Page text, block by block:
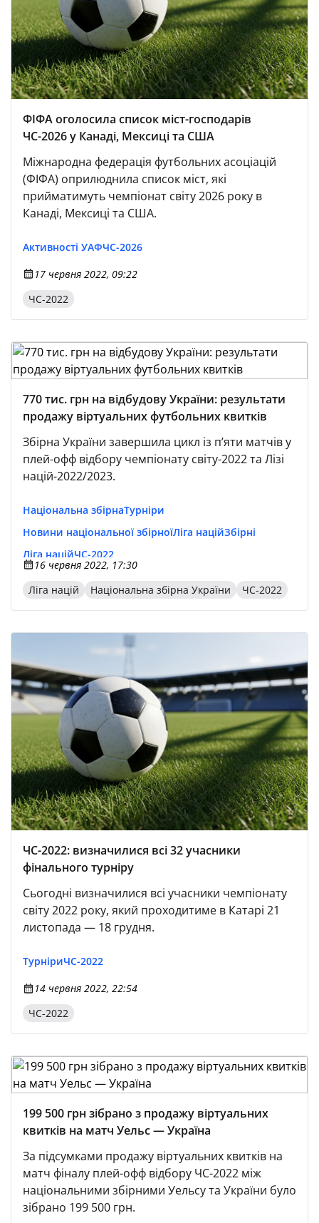
ФІФА оголосила список міст-господарів
ЧС-2026 у Канаді, Мексиці та США
Міжнародна федерація футбольних асоціацій
(ФІФА) оприлюднила список міст, які
прийматимуть чемпіонат світу 2026 року в
Канаді, Мексиці та США.
Активності УАФЧС-2026
17 червня 2022, 09:22
ЧС-2022
770 тис. грн на відбудову України: результати
продажу віртуальних футбольних квитків
Збірна України завершила цикл із п’яти матчів у
плей-офф відбору чемпіонату світу-2022 та Лізі
націй-2022/2023.
Національна збірнаТурніри
Новини національної збірноїЛіга наційЗбірні
Ліга наційЧС-2022
16 червня 2022, 17:30
Ліга націй
Національна збірна України ЧС-2022
ЧС-2022: визначилися всі 32 учасники
фінального турніру
Сьогодні визначилися всі учасники чемпіонату
світу 2022 року, який проходитиме в Катарі 21
листопада — 18 грудня.
ТурніриЧС-2022
14 червня 2022, 22:54
ЧС-2022
199 500 грн зібрано з продажу віртуальних
квитків на матч Уельс — Україна
За підсумками продажу віртуальних квитків на
матч фіналу плей-офф відбору ЧС-2022 між
національними збірними Уельсу та України було
зібрано 199 500 грн.